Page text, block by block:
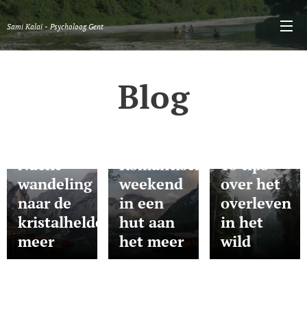
Sami Kalaï - Psycholoog Gent
Blog
Nacht
wandeling
naar de
kristalheldere
meer
Romantisch
weekend
in een
hut aan
het meer
10 tips
over het
overleven
in het
wild